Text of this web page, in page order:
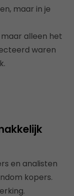
maar in je
alleen het
waren
en analisten
kopers.